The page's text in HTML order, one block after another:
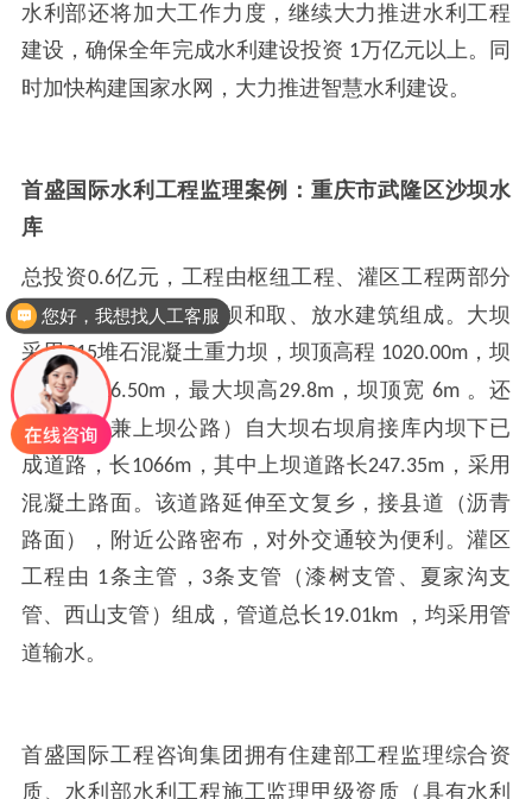
水利部还将加大工作力度，继续大力推进水利工程
建设，确保全年完成水利建设投资 1万亿元以上。同
时加快构建国家水网，大力推进智慧水利建设。
首盛国际水利工程监理案例：重庆市武隆区沙坝水
库
总投资0.6亿元，工程由枢纽工程、灌区工程两部分
组成，枢纽工程由大坝和取、放水建筑组成。大坝
采用C15堆石混凝土重力坝，坝顶高程 1020.00m ，坝
轴线长
116.50m，最大坝高29.8m ，坝顶宽 6m 。还
建公路（兼上坝公路）自大坝右坝肩接库内坝下已
成道路，长1066m，其中上坝道路长247.35m ，采用
混凝土路面。该道路延伸至文复乡，接县道（沥青
路面），附近公路密布，对外交通较为便利。灌区
工程由 1条主管， 3条支管（漆树支管、夏家沟支
管、西山支管）组成，管道总长19.01km
，均采用管
道输水。
首盛国际工程咨询集团拥有住建部工程监理综合资
质、水利部水利工程施工监理甲级资质（具有水利
您好，我想找人工客服